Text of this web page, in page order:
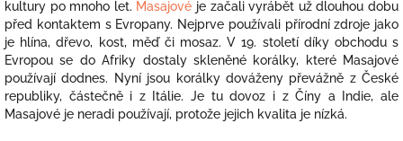
kultury po mnoho let. Masajové je začali vyrábět už dlouhou dobu
před kontaktem s Evropany. Nejprve používali přírodní zdroje jako
je hlína, dřevo, kost, měď či mosaz. V 19. století díky obchodu s
Evropou se do Afriky dostaly skleněné korálky, které Masajové
používají dodnes. Nyní jsou korálky dováženy převážně z České
republiky, částečně i z Itálie. Je tu dovoz i z Číny a Indie, ale
Masajové je neradi používají, protože jejich kvalita je nízká.